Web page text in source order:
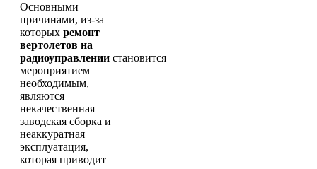
Основными
причинами, из-за
которых ремонт
вертолетов на
радиоуправлении становится
мероприятием
необходимым,
являются
некачественная
заводская сборка и
неаккуратная
эксплуатация,
которая приводит